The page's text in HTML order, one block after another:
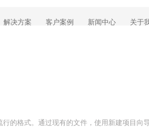
解决方案 客户案例 新闻中心 关于
的格式。通过现有的文件，使用新建项目